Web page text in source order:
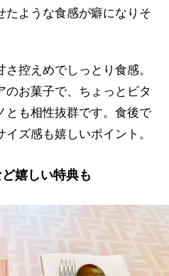
たような食感が癖になりそ
控えめでしっとり食感。
のお菓子で、ちょっとビタ
とも相性抜群です。食後で
ズ感も嬉しいポイント。
嬉しい特典も